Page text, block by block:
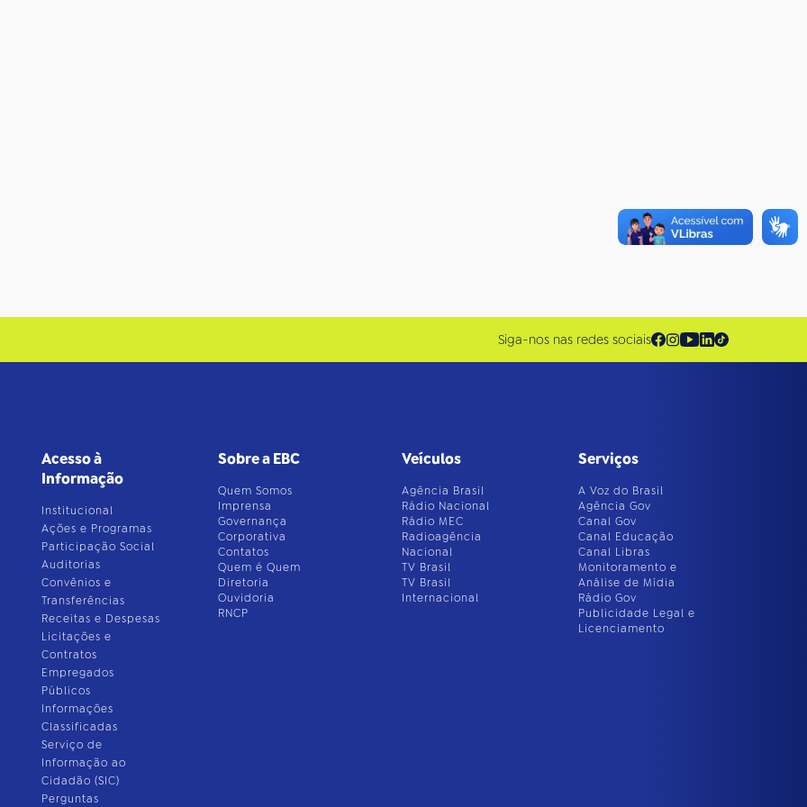
Siga-nos nas redes sociais
Acesso à
Informação
Institucional
Ações e Programas
Participação Social
Auditorias
Convênios e
Transferências
Receitas e Despesas
Licitações e
Contratos
Empregados
Públicos
Informações
Classificadas
Serviço de
Informação ao
Cidadão (SIC)
Perguntas
Sobre a EBC
Quem Somos
Imprensa
Governança
Corporativa
Contatos
Quem é Quem
Diretoria
Ouvidoria
RNCP
Veículos
Agência Brasil
Rádio Nacional
Rádio MEC
Radioagência
Nacional
TV Brasil
TV Brasil
Internacional
Serviços
A Voz do Brasil
Agência Gov
Canal Gov
Canal Educação
Canal Libras
Monitoramento e
Análise de Mídia
Rádio Gov
Publicidade Legal e
Licenciamento